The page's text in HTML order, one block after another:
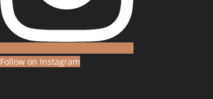
Follow on Instagram